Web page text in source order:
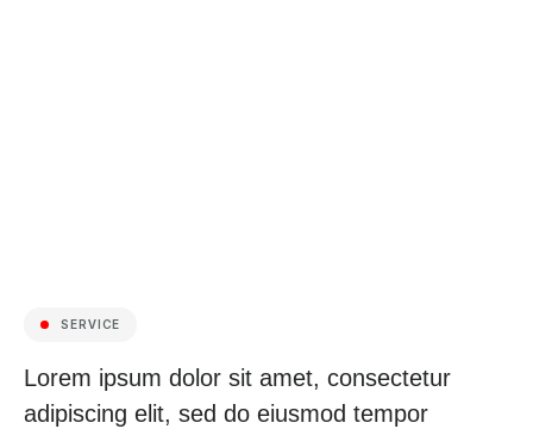
SERVICE
Lorem ipsum dolor sit amet, consectetur
adipiscing elit, sed do eiusmod tempor